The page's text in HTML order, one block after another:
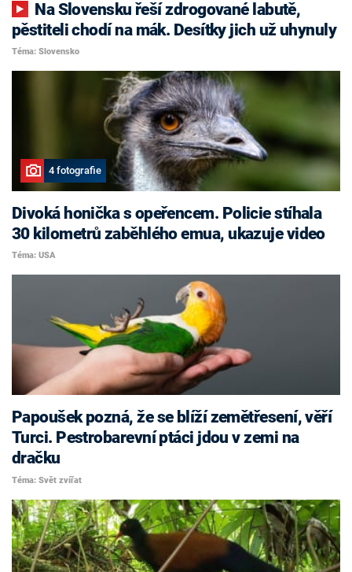
pěstiteli chodí na mák. Desítky jich už uhynuly
Téma: Slovensko
4 fotografie
Divoká honička s opeřencem. Policie stíhala
30 kilometrů zaběhlého emua, ukazuje video
Téma: USA
Papoušek pozná, že se blíží zemětřesení, věří
Turci. Pestrobarevní ptáci jdou v zemi na
dračku
Téma: Svět zvířat